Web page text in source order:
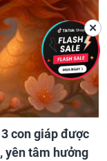
con giáp được
yên tâm hưởng
✕